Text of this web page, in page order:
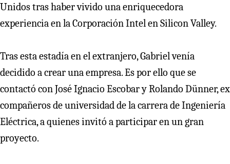
Unidos tras haber vivido una enriquecedora
experiencia en la Corporación Intel en Silicon Valley.
Tras esta estadía en el extranjero, Gabriel venía
decidido a crear una empresa. Es por ello que se
contactó con José Ignacio Escobar y Rolando Dünner, ex
compañeros de universidad de la carrera de Ingeniería
Eléctrica, a quienes invitó a participar en un gran
proyecto.